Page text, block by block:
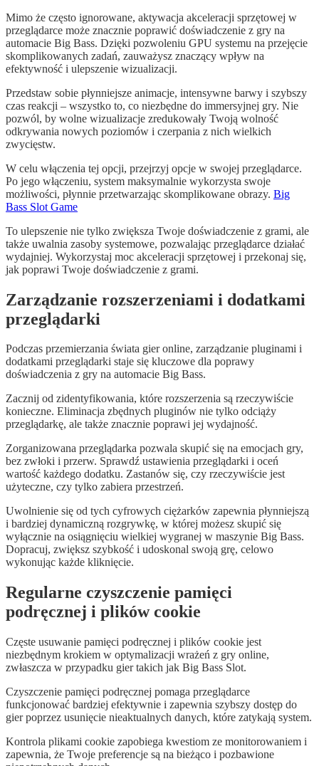
Mimo że często ignorowane, aktywacja akceleracji sprzętowej w
przeglądarce może znacznie poprawić doświadczenie z gry na
automacie Big Bass. Dzięki pozwoleniu GPU systemu na przejęcie
skomplikowanych zadań, zauważysz znaczący wpływ na
efektywność i ulepszenie wizualizacji.
Przedstaw sobie płynniejsze animacje, intensywne barwy i szybszy
czas reakcji – wszystko to, co niezbędne do immersyjnej gry. Nie
pozwól, by wolne wizualizacje zredukowały Twoją wolność
odkrywania nowych poziomów i czerpania z nich wielkich
zwycięstw.
W celu włączenia tej opcji, przejrzyj opcje w swojej przeglądarce.
Po jego włączeniu, system maksymalnie wykorzysta swoje
możliwości, płynnie przetwarzając skomplikowane obrazy. Big
Bass Slot Game
To ulepszenie nie tylko zwiększa Twoje doświadczenie z grami, ale
także uwalnia zasoby systemowe, pozwalając przeglądarce działać
wydajniej. Wykorzystaj moc akceleracji sprzętowej i przekonaj się,
jak poprawi Twoje doświadczenie z grami.
Zarządzanie rozszerzeniami i dodatkami
przeglądarki
Podczas przemierzania świata gier online, zarządzanie pluginami i
dodatkami przeglądarki staje się kluczowe dla poprawy
doświadczenia z gry na automacie Big Bass.
Zacznij od zidentyfikowania, które rozszerzenia są rzeczywiście
konieczne. Eliminacja zbędnych pluginów nie tylko odciąży
przeglądarkę, ale także znacznie poprawi jej wydajność.
Zorganizowana przeglądarka pozwala skupić się na emocjach gry,
bez zwłoki i przerw. Sprawdź ustawienia przeglądarki i oceń
wartość każdego dodatku. Zastanów się, czy rzeczywiście jest
użyteczne, czy tylko zabiera przestrzeń.
Uwolnienie się od tych cyfrowych ciężarków zapewnia płynniejszą
i bardziej dynamiczną rozgrywkę, w której możesz skupić się
wyłącznie na osiągnięciu wielkiej wygranej w maszynie Big Bass.
Dopracuj, zwiększ szybkość i udoskonal swoją grę, celowo
wykonując każde kliknięcie.
Regularne czyszczenie pamięci
podręcznej i plików cookie
Częste usuwanie pamięci podręcznej i plików cookie jest
niezbędnym krokiem w optymalizacji wrażeń z gry online,
zwłaszcza w przypadku gier takich jak Big Bass Slot.
Czyszczenie pamięci podręcznej pomaga przeglądarce
funkcjonować bardziej efektywnie i zapewnia szybszy dostęp do
gier poprzez usunięcie nieaktualnych danych, które zatykają system.
Kontrola plikami cookie zapobiega kwestiom ze monitorowaniem i
zapewnia, że Twoje preferencje są na bieżąco i pozbawione